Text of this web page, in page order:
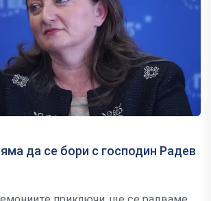
да се бори с господин Радев